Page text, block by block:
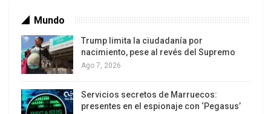
Los latinos le van dando la espalda a Trump
Mundo
Trump limita la ciudadanía por
nacimiento, pese al revés del Supremo
Ago 7, 2026
Servicios secretos de Marruecos:
presentes en el espionaje con ‘Pegasus’